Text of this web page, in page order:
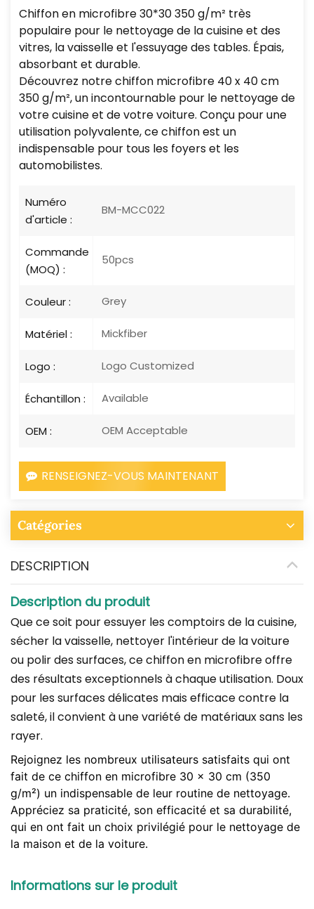
Chiffon en microfibre 30*30 350 g/m² très
populaire pour le nettoyage de la cuisine et des
vitres, la vaisselle et l'essuyage des tables. Épais,
absorbant et durable.
Découvrez notre chiffon microfibre 40 x 40 cm
350 g/m², un incontournable pour le nettoyage de
votre cuisine et de votre voiture. Conçu pour une
utilisation polyvalente, ce chiffon est un
indispensable pour tous les foyers et les
automobilistes.
Numéro
d'article :
BM-MCC022
Commande
(MOQ) :
50pcs
Couleur : Grey
Matériel : Mickfiber
Logo : Logo Customized
Échantillon : Available
OEM : OEM Acceptable
RENSEIGNEZ-VOUS MAINTENANT
Catégories
DESCRIPTION
Description du produit
Que ce soit pour essuyer les comptoirs de la cuisine,
sécher la vaisselle, nettoyer l'intérieur de la voiture
ou polir des surfaces, ce chiffon en microfibre offre
des résultats exceptionnels à chaque utilisation. Doux
pour les surfaces délicates mais efficace contre la
saleté, il convient à une variété de matériaux sans les
rayer.
Rejoignez les nombreux utilisateurs satisfaits qui ont
fait de ce chiffon en microfibre 30 x 30 cm (350
g/m²) un indispensable de leur routine de nettoyage.
Appréciez sa praticité, son efficacité et sa durabilité,
qui en ont fait un choix privilégié pour le nettoyage de
la maison et de la voiture.
Informations sur le produit